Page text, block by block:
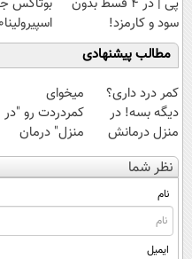
سود و کارمزد!
اسپیرولینا50%تخفیف
مطالب پیشنهادی
کمر درد داری؟
دیگه بسه! در
منزل درمانش
کن
(◀پرسش‌نامه)
میخوای
کمردردت رو "در
منزل" درمان
کنی؟ (◂فیلم +
◂پرسش‌نامه)
نظر شما
نام
ایمیل